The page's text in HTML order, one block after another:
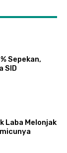
Sepekan,
SID
Laba Melonjak